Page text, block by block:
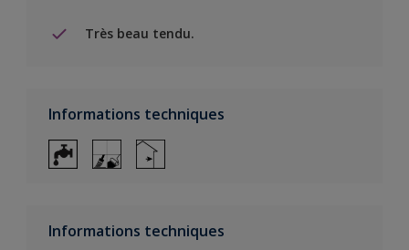
Très beau tendu.
Informations techniques
Informations techniques